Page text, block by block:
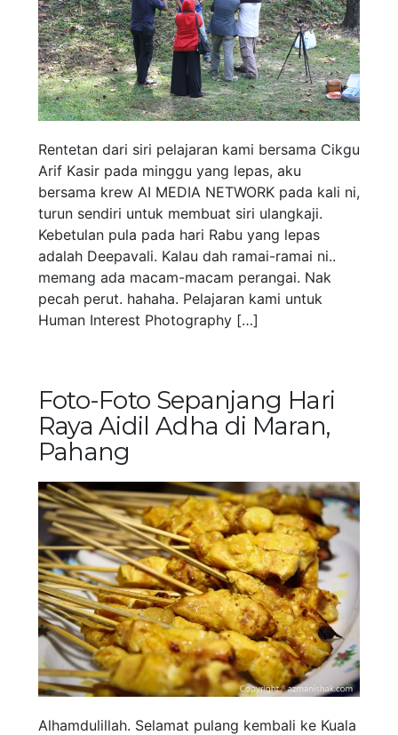
Rentetan dari siri pelajaran kami bersama Cikgu
Arif Kasir pada minggu yang lepas, aku
bersama krew AI MEDIA NETWORK pada kali ni,
turun sendiri untuk membuat siri ulangkaji.
Kebetulan pula pada hari Rabu yang lepas
adalah Deepavali. Kalau dah ramai-ramai ni..
memang ada macam-macam perangai. Nak
pecah perut. hahaha. Pelajaran kami untuk
Human Interest Photography […]
Foto-Foto Sepanjang Hari
Raya Aidil Adha di Maran,
Pahang
Alhamdulillah. Selamat pulang kembali ke Kuala